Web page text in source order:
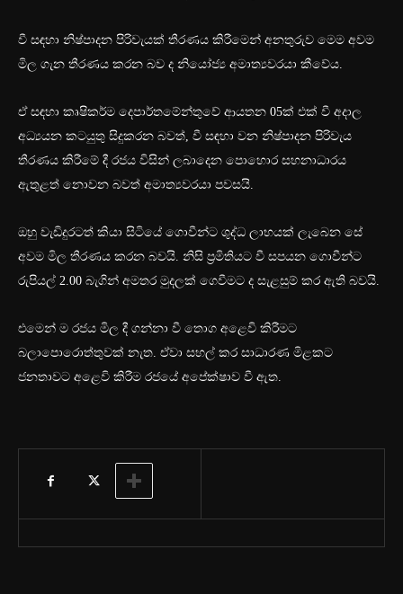
වී සඳහා නිෂ්පාදන පිරිවැයක් තීරණය කිරීමෙන් අනතුරුව මෙම අවම
මිල ගැන තීරණය කරන බව ද නියෝජ්‍ය අමාත්‍යවරයා කීවේය.
ඒ සඳහා කෘෂිකර්ම දෙපාර්තමේන්තුවේ ආයතන 05ක් එක් වී අදාල
අධ්‍යයන කටයුතු සිදුකරන බවත්, වී සඳහා වන නිෂ්පාදන පිරිවැය
තීරණය කිරීමේ දී රජය විසින් ලබාදෙන පොහොර සහනාධාරය
ඇතුළත් නොවන බවත් අමාත්‍යවරයා පවසයි.
ඔහු වැඩිදුරටත් කියා සිටියේ ගොවීන්ට ශුද්ධ ලාභයක් ලැබෙන සේ
අවම මිල තීරණය කරන බවයි. නිසි ප්‍රමිතියට වී සපයන ගොවීන්ට
රුපියල් 2.00 බැගින් අමතර මුදලක් ගෙවීමට ද සැළසුම් කර ඇති බවයි.
එමෙන් ම රජය මිල දී ගන්නා වී තොග අළෙවි කිරීමට
බලාපොරොත්තුවක් නැත. ඒවා සහල් කර සාධාරණ මිළකට
ජනතාවට අළෙවි කිරීම රජයේ අපේක්ෂාව වී ඇත.